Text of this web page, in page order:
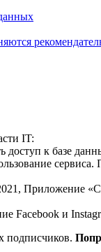
IT:
доступ к базе
сервиса.
Приложение
Facebook и
подписчиков.